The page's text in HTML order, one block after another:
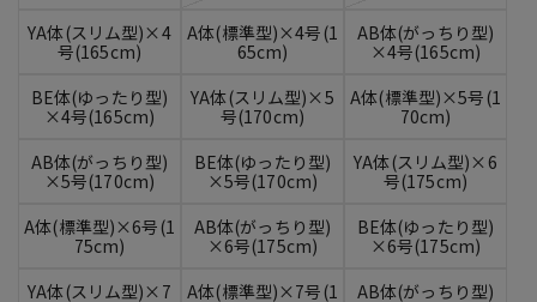
YA体(スリム型)×4
号(165cm)
A体(標準型)×4号(1
65cm)
AB体(がっちり型)
×4号(165cm)
BE体(ゆったり型)
×4号(165cm)
YA体(スリム型)×5
号(170cm)
A体(標準型)×5号(1
70cm)
AB体(がっちり型)
×5号(170cm)
BE体(ゆったり型)
×5号(170cm)
YA体(スリム型)×6
号(175cm)
A体(標準型)×6号(1
75cm)
AB体(がっちり型)
×6号(175cm)
BE体(ゆったり型)
×6号(175cm)
YA体(スリム型)×7
A体(標準型)×7号(1
AB体(がっちり型)